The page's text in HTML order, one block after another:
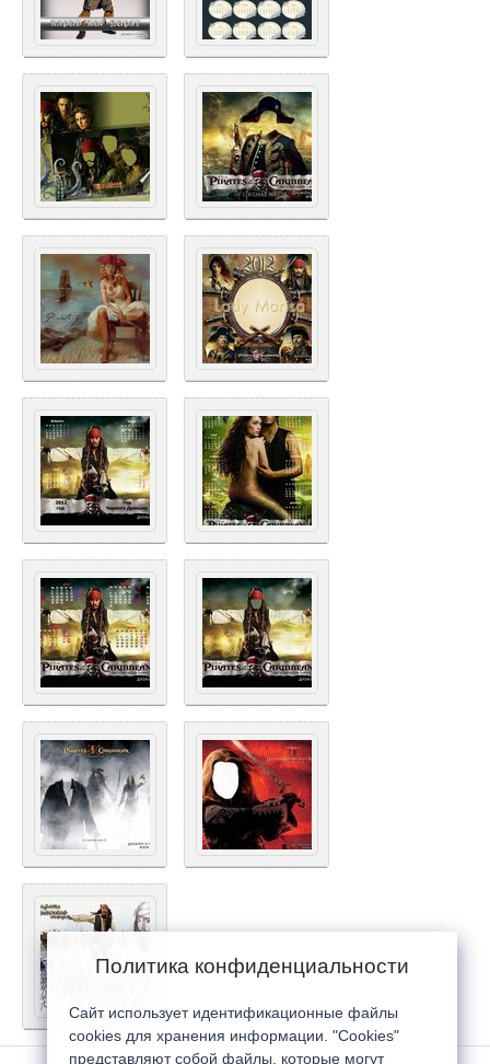
Политика конфиденциальности
Сайт использует идентификационные файлы
cookies для хранения информации. "Cookies"
представляют собой файлы, которые могут